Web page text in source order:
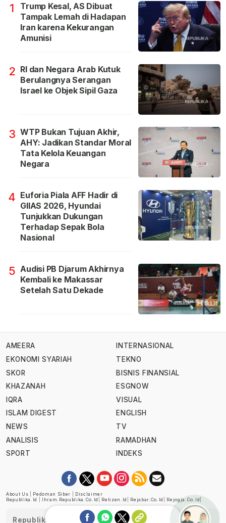
1
Trump Kesal, AS Dibuat
Tampak Lemah di Hadapan
Iran karena Kekurangan
Amunisi
2 RI dan Negara Arab Kutuk
Berulangnya Serangan
Israel ke Objek Sipil Gaza
3 WTP Bukan Tujuan Akhir,
AHY: Jadikan Standar Moral
Tata Kelola Keuangan
Negara
4 Euforia Piala AFF Hadir di
GIIAS 2026, Hyundai
Tunjukkan Dukungan
Terhadap Sepak Bola
Nasional
5 Audisi PB Djarum Akhirnya
Kembali ke Makassar
Setelah Satu Dekade
AMEERA
EKONOMI SYARIAH
SKOR
KHAZANAH
IQRA
ISLAM DIGEST
NEWS
ANALISIS
SPORT
INTERNASIONAL
TEKNO
BISNIS FINANSIAL
ESGNOW
VISUAL
ENGLISH
TV
RAMADHAN
INDEKS
About Us Pedoman Siber
Disclaimer
Republika.id
Ihram.republika.co.id Retizen.id Rejabar.co.id Rejogja.co.id
Republika telah diverifikasi oleh Dewan Pers